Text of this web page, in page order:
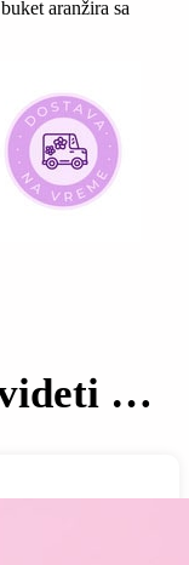
aranžira sa
…